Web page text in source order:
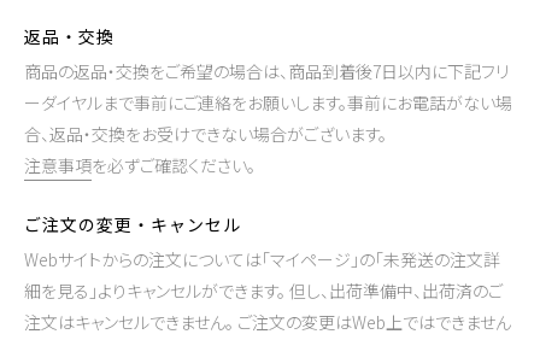
返品・交換
商品の返品・交換をご希望の場合は、商品到着後7日以内に下記フリ
ーダイヤルまで事前にご連絡をお願いします。事前にお電話がない場
合、返品・交換をお受けできない場合がございます。
注意事項を必ずご確認ください。
ご注文の変更・キャンセル
Webサイトからの注文については「マイページ」の「未発送の注文詳
細を見る」よりキャンセルができます。 但し、出荷準備中、出荷済のご
注文はキャンセルできません。 ご注文の変更はWeb上ではできません